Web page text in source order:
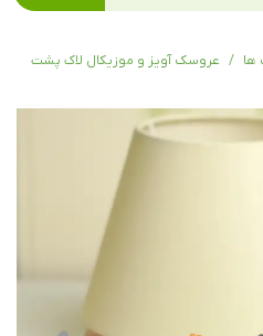
ها عروسک آویز و موزیکال لاک پشت